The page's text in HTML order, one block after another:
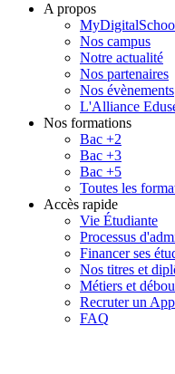
A propos
Nos campus
Notre actualité
Nos partenaires
Nos évènements
L'Alliance
Nos formations
Bac +2
Bac +3
Bac +5
Toutes les
Accès rapide
Vie Étudiante
Processus
Financer ses
Nos titres et
Métiers et
Recruter un
FAQ